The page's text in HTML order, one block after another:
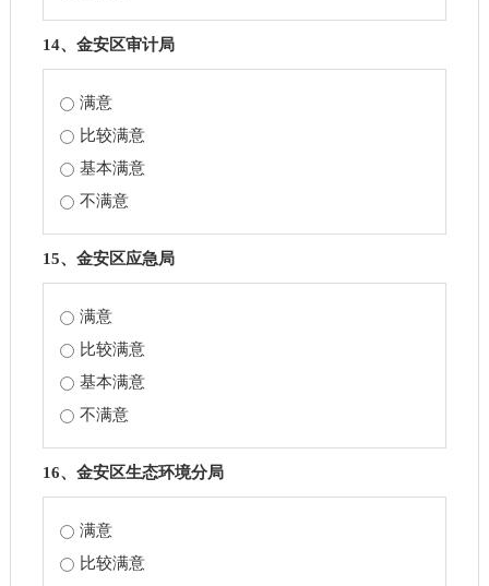
14、金安区审计局
满意
比较满意
基本满意
不满意
15、金安区应急局
满意
比较满意
基本满意
不满意
16、金安区生态环境分局
满意
比较满意